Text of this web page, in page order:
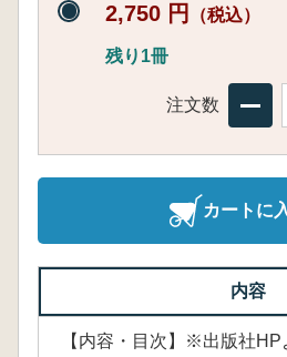
2,750 円 （税込）
残り1冊
注文数
カートに
内容
【内容・目次】※出版社HP